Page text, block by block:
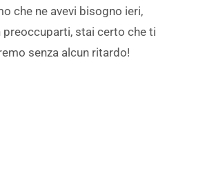
che ne avevi bisogno ieri,
preoccuparti, stai certo che ti
senza alcun ritardo!